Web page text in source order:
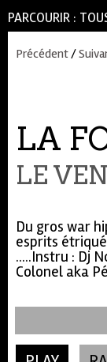
PARCOURIR :
Précédent/
LA
LE
Du gros war
esprits
.....Instru : Dj
Colonel aka